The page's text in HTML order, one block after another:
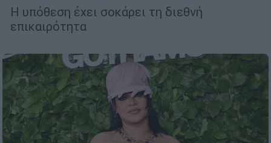
Η υπόθεση έχει σοκάρει τη διεθνή
επικαιρότητα